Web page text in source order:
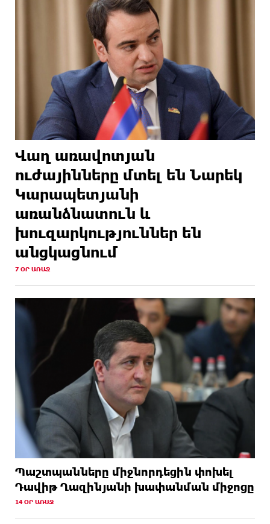
Վաղ առավոտյան
ուժայինները մտել են Նարեկ
Կարապետյանի
առանձնատուն և
խուզարկություններ են
անցկացնում
7 ՕՐ ԱՌԱՋ
Պաշտպանները միջնորդեցին փոխել
Դավիթ Ղազինյանի խափանման միջոցը
14 ՕՐ ԱՌԱՋ